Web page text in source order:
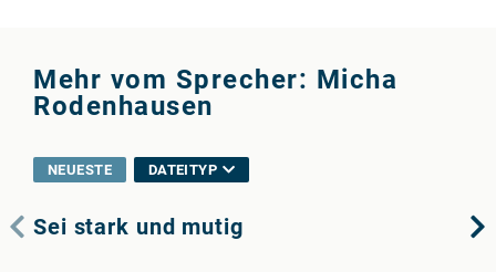
Mehr vom Sprecher: Micha
Rodenhausen
NEUESTE DATEITYP
Sei stark und mutig